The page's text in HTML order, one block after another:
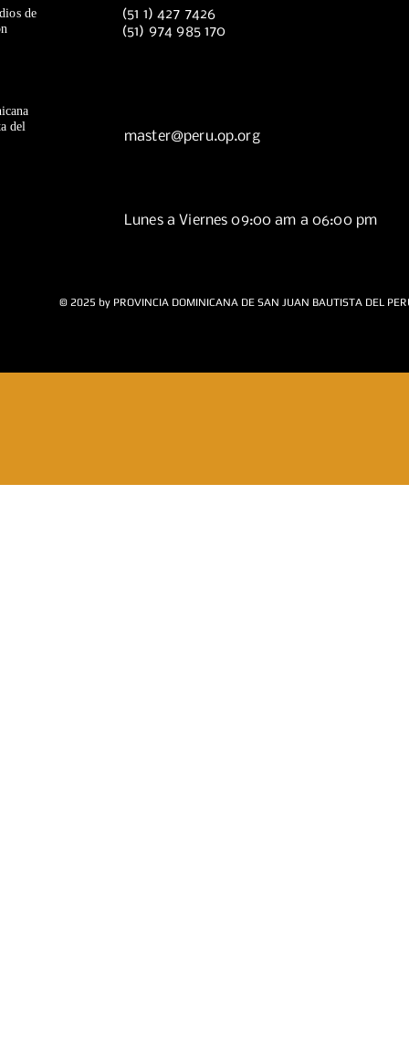
de
(51 1) 427 7426
(51) 974 985 170
del
master@peru.op.org
Lunes a Viernes 09:00 am a 06:00 pm
© 2025 by PROVINCIA DOMINICANA DE SAN JUAN BAUTISTA DEL